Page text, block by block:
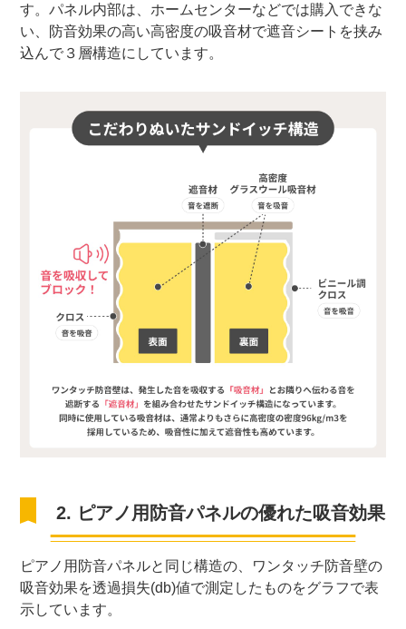
す。パネル内部は、ホームセンターなどでは購入できな
い、防音効果の高い高密度の吸音材で遮音シートを挟み
込んで３層構造にしています。
2. ピアノ用防音パネルの優れた吸音効果
ピアノ用防音パネルと同じ構造の、ワンタッチ防音壁の
吸音効果を透過損失(db)値で測定したものをグラフで表
示しています。